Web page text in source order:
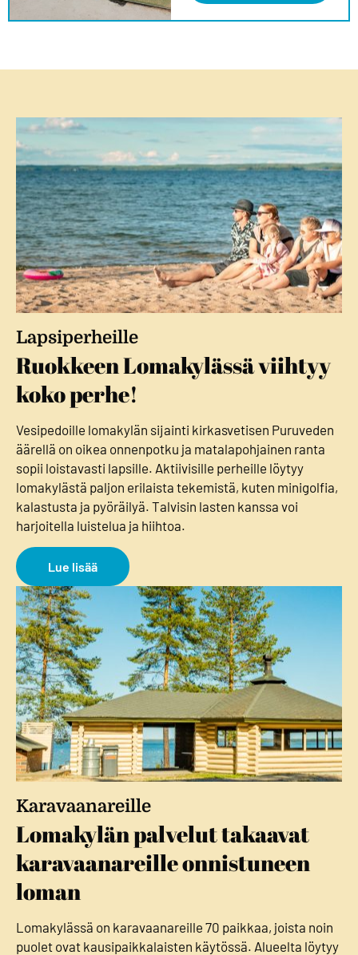
Lapsiperheille
Ruokkeen Lomakylässä viihtyy
koko perhe!
Vesipedoille lomakylän sijainti kirkasvetisen Puruveden
äärellä on oikea onnenpotku ja matalapohjainen ranta
sopii loistavasti lapsille. Aktiivisille perheille löytyy
lomakylästä paljon erilaista tekemistä, kuten minigolfia,
kalastusta ja pyöräilyä. Talvisin lasten kanssa voi
harjoitella luistelua ja hiihtoa.
Lue lisää
Karavaanareille
Lomakylän palvelut takaavat
karavaanareille onnistuneen
loman
Lomakylässä on karavaanareille 70 paikkaa, joista noin
puolet ovat kausipaikkalaisten käytössä. Alueelta löytyy